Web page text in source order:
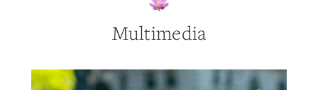
Multimedia